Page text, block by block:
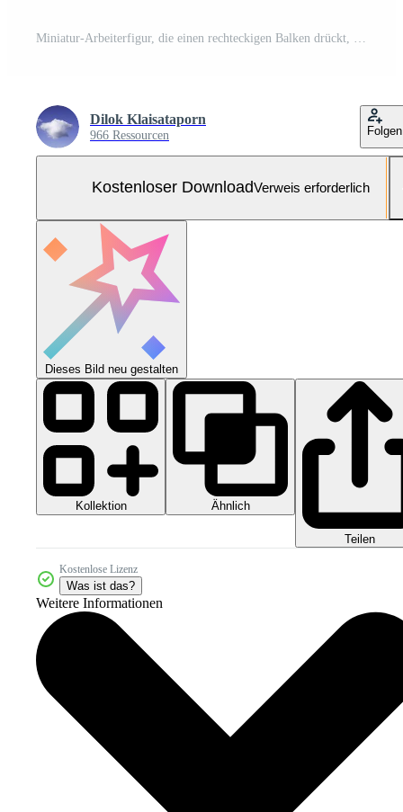
Dilok Klaisataporn
966 Ressourcen Folgen
Kostenloser DownloadVerweis erforderlich
Dieses Bild neu gestalten
Kollektion Ähnlich
Teilen
Kostenlose Lizenz
Was ist das?
Weitere Informationen